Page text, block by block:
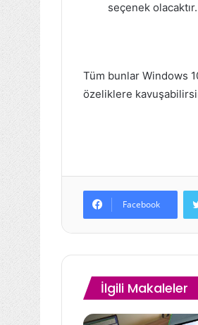
seçenek olacaktır.
Tüm bunlar Windows
özeliklere
Facebook
İlgili Makaleler